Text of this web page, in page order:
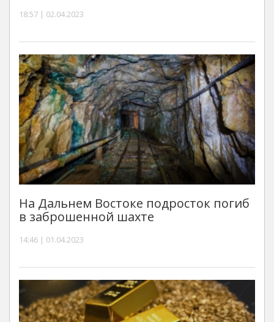
18:57 | 02.04.2023
На Дальнем Востоке подросток погиб
в заброшенной шахте
14:46 | 01.04.2023